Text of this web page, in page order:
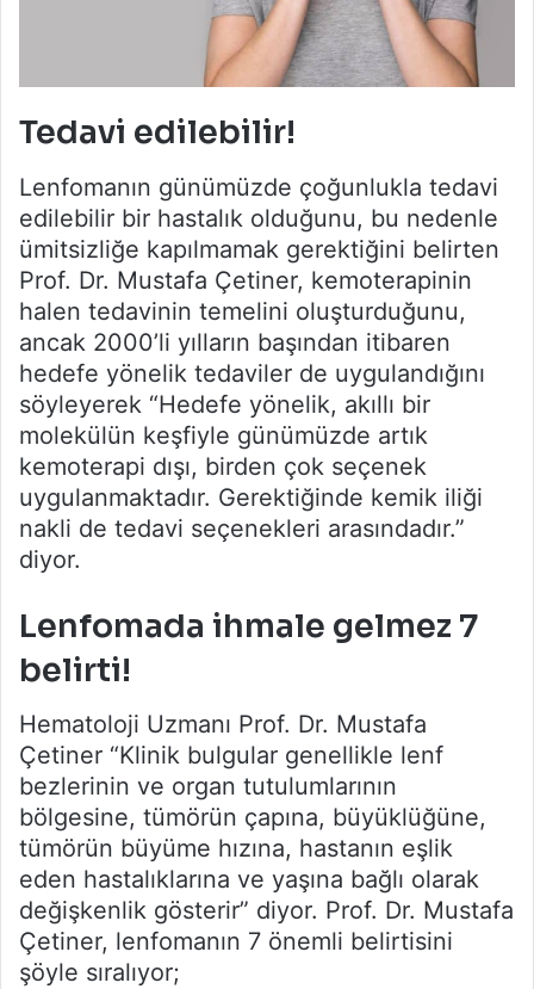
Tedavi edilebilir!
Lenfomanın günümüzde çoğunlukla tedavi
edilebilir bir hastalık olduğunu, bu nedenle
ümitsizliğe kapılmamak gerektiğini belirten
Prof. Dr. Mustafa Çetiner, kemoterapinin
halen tedavinin temelini oluşturduğunu,
ancak 2000’li yılların başından itibaren
hedefe yönelik tedaviler de uygulandığını
söyleyerek “Hedefe yönelik, akıllı bir
molekülün keşfiyle günümüzde artık
kemoterapi dışı, birden çok seçenek
uygulanmaktadır. Gerektiğinde kemik iliği
nakli de tedavi seçenekleri arasındadır.”
diyor.
Lenfomada ihmale gelmez 7
belirti!
Hematoloji Uzmanı Prof. Dr. Mustafa
Çetiner “Klinik bulgular genellikle lenf
bezlerinin ve organ tutulumlarının
bölgesine, tümörün çapına, büyüklüğüne,
tümörün büyüme hızına, hastanın eşlik
eden hastalıklarına ve yaşına bağlı olarak
değişkenlik gösterir” diyor. Prof. Dr. Mustafa
Çetiner, lenfomanın 7 önemli belirtisini
şöyle sıralıyor;